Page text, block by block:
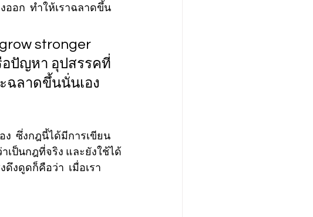
ออก  ทำให้เราฉลาดขึ้น
stronger
อปัญหา อุปสรรคที่
ฉลาดขึ้นนั่นเอง
ซึ่งกฎนี้ได้มีการเขียน
เป็นกฎที่จริง และยังใช้ได้
ดึงดูดก็คือว่า  เมื่อเรา